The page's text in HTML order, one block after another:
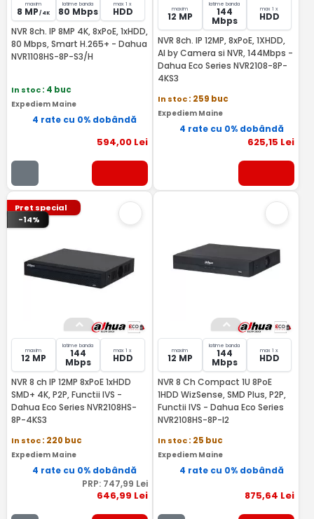
maxim
8 MP / 4K
latime banda
80 Mbps
max 1 x
HDD
NVR 8ch. IP 8MP 4K, 8xPoE, 1xHDD,
80 Mbps, Smart H.265+ - Dahua
NVR1108HS-8P-S3/H
In stoc: 4 buc
Expediem Maine
4 rate cu 0% dobândă
594,00Lei
maxim
12 MP
latime banda
144
Mbps
max 1 x
HDD
NVR 8ch. IP 12MP, 8xPoE, 1XHDD,
AI by Camera si NVR, 144Mbps -
Dahua Eco Series NVR2108-8P-
4KS3
In stoc: 259 buc
Expediem Maine
4 rate cu 0% dobândă
625,15 Lei
Pret special
-14%
maxim
12 MP
latime banda
144
Mbps
max 1 x
HDD
NVR 8 ch IP 12MP 8xPoE 1xHDD
SMD+ 4K, P2P, Functii IVS -
Dahua Eco Series NVR2108HS-
8P-4KS3
In stoc: 220 buc
Expediem Maine
4 rate cu 0% dobândă
PRP: 747,99 Lei
646,99 Lei
maxim
12 MP
latime banda
144
Mbps
max 1 x
HDD
NVR 8 Ch Compact 1U 8PoE
1HDD WizSense, SMD Plus, P2P,
Functii IVS - Dahua Eco Series
NVR2108HS-8P-I2
In stoc: 25 buc
Expediem Maine
4 rate cu 0% dobândă
875,64 Lei